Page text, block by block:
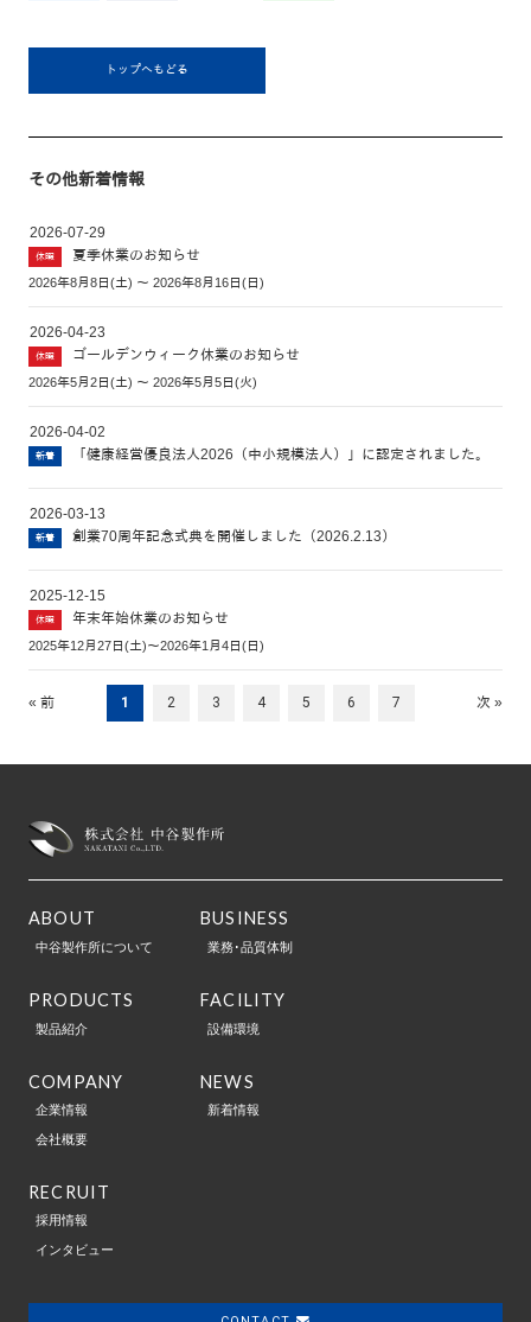
トップへもどる
その他新着情報
2026-07-29
休暇 夏季休業のお知らせ
2026年8月8日(土) ～ 2026年8月16日(日)
2026-04-23
休暇 ゴールデンウィーク休業のお知らせ
2026年5月2日(土) ～ 2026年5月5日(火)
2026-04-02
新着 「健康経営優良法人2026（中小規模法人）」に認定されました。
2026-03-13
新着 創業70周年記念式典を開催しました（2026.2.13）
2025-12-15
休暇 年末年始休業のお知らせ
2025年12月27日(土)～2026年1月4日(日)
« 前 1 2 3 4 5 6 7 次 »
ABOUT
中谷製作所について
PRODUCTS
製品紹介
BUSINESS
業務･品質体制
FACILITY
設備環境
COMPANY
企業情報
会社概要
NEWS
新着情報
RECRUIT
採用情報
インタビュー